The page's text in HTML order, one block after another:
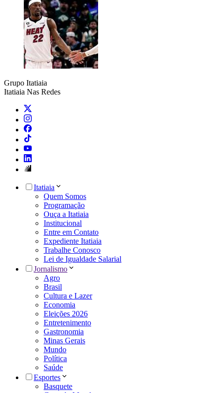
Grupo Itatiaia
Itatiaia Nas Redes
Itatiaia
Quem Somos
Programação
Ouça a Itatiaia
Institucional
Entre em Contato
Expediente Itatiaia
Trabalhe Conosco
Lei de Igualdade Salarial
Jornalismo
Agro
Brasil
Cultura e Lazer
Economia
Eleições 2026
Entretenimento
Gastronomia
Minas Gerais
Mundo
Política
Saúde
Esportes
Basquete